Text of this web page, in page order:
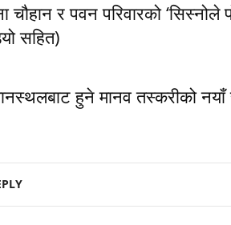
चौहान र पवन परिवारको ‘सिस्नोले
सहित)
हुने मानव तस्करीको नयाँ